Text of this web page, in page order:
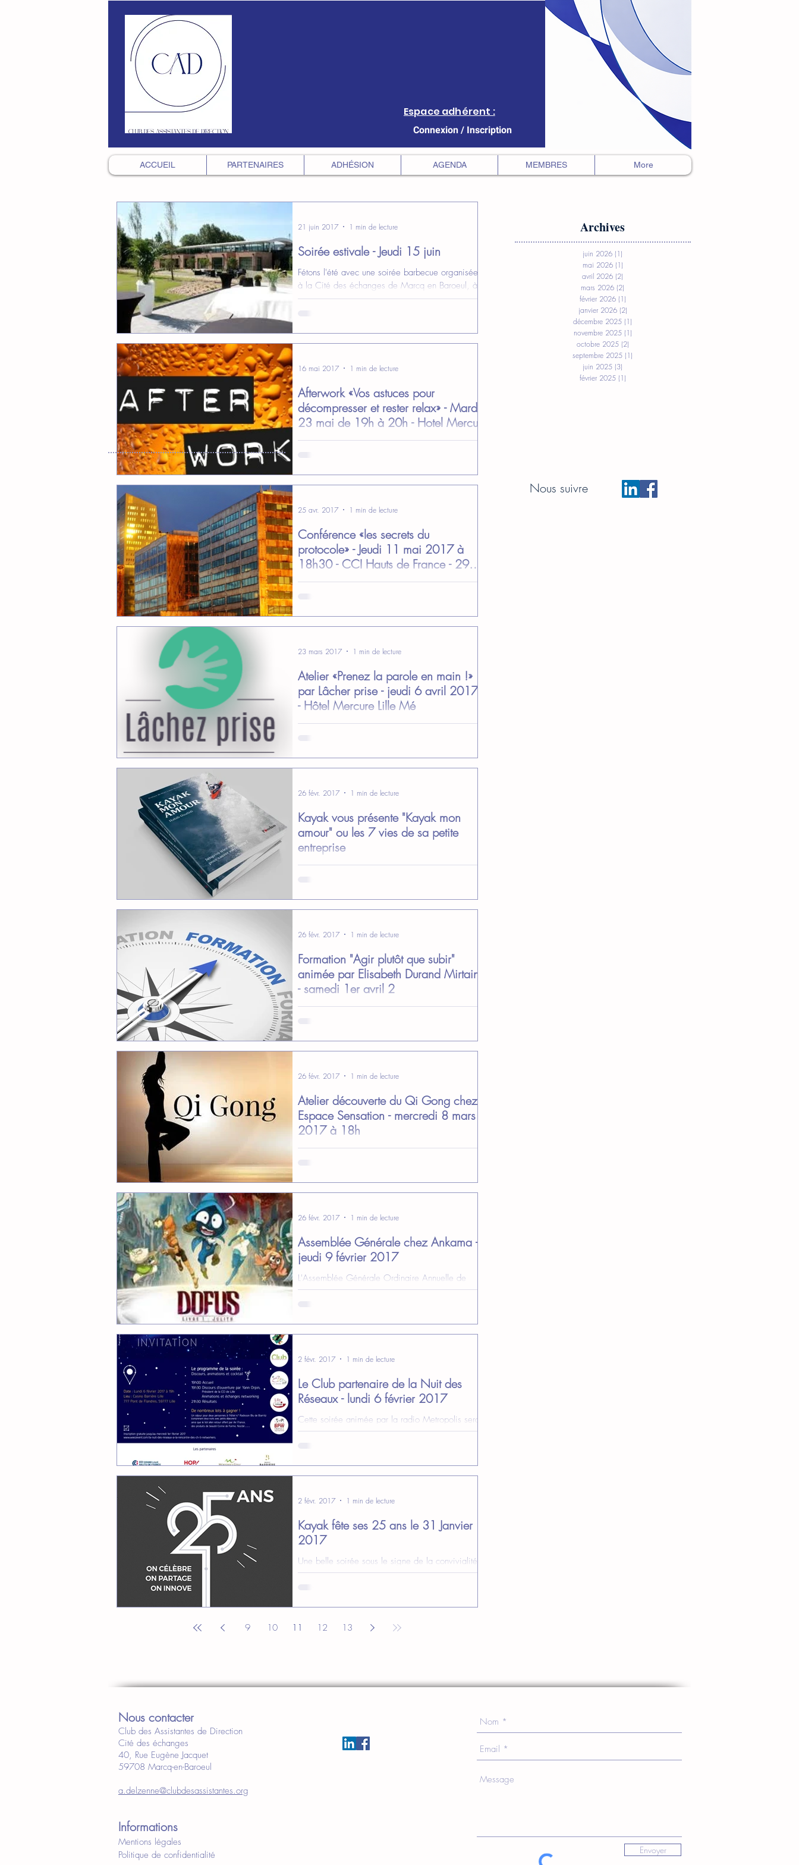
Espace adhérent :
Connexion / Inscription
ACCUEIL PARTENAIRES ADHÉSION AGENDA MEMBRES More
Soirée estivale - Jeudi 15 juin
Fétons l'été avec une soirée barbecue organisée
à la Cité des échanges de Marcq en Baroeul, à
partir de 19h
21 juin 2017 1 min de lecture
Afterwork «Vos astuces pour
décompresser et rester relax» - Mardi
23 mai de 19h à 20h - Hotel Mercu
Echanger nos points de vue, partager des
16 mai 2017 1 min de lecture
Conférence «les secrets du
protocole» - Jeudi 11 mai 2017 à
18h30 - CCI Hauts de France - 299
Bd de
Lors de cette conférence, vous saurez tout sur les
25 avr. 2017 1 min de lecture
Atelier «Prenez la parole en main !»
par Lâcher prise - jeudi 6 avril 2017
- Hôtel Mercure Lille Mé
Lors de cet atelier, Nicolas et Jérémy, nous
23 mars 2017 1 min de lecture
Kayak vous présente "Kayak mon
amour" ou les 7 vies de sa petite
entreprise
Habib Oualidi, fondateur de Kayak
petite...
26 févr. 2017 1 min de lecture
Formation "Agir plutôt que subir"
animée par Elisabeth Durand Mirtain
- samedi 1er avril 2
Digitalisation, générations Y et Z, travail pour
26 févr. 2017 1 min de lecture
Atelier découverte du Qi Gong chez
Espace Sensation - mercredi 8 mars
2017 à 18h
A l’occasion de la journée de la femme,
le...
26 févr. 2017 1 min de lecture
Assemblée Générale chez Ankama -
jeudi 9 février 2017
L'Assemblée Générale Ordinaire Annuelle de
l‘Association Club des Assistantes de Direction se
26 févr. 2017 1 min de lecture
Le Club partenaire de la Nuit des
Réseaux - lundi 6 février 2017
Cette soirée animée par la radio Metropolis sera
l'occasion d'aller à la rencontre d'autres réseaux,
2 févr. 2017 1 min de lecture
Kayak fête ses 25 ans le 31 Janvier
2017
Une belle soirée sous le signe de la convivialité
2 févr. 2017 1 min de lecture
9 10 11 12 13
Archives
juin 2026 (1)
mai 2026 (1)
avril 2026 (2)
mars 2026 (2)
février 2026 (1)
janvier 2026 (2)
décembre 2025 (1)
novembre 2025 (1)
octobre 2025 (2)
septembre 2025 (1)
juin 2025 (3)
février 2025 (1)
Nous suivre
Nous contacter
Club des Assistantes de Direction
Cité des échanges
40, Rue Eugène Jacquet
59708 Marcq-en-Baroeul
a.delzenne@clubdesassistantes.org
Informations
Mentions légales
Politique de confidentialité
Envoyer